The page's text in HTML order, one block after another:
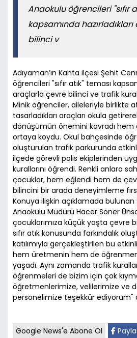
Anaokulu öğrencileri "sıfır
kapsamında
bilinci v
Adıyaman’ın Kahta ilçesi Şehit
öğrencileri "sıfır atık" teması
araçlarla çevre bilinci ve trafik
Minik öğrenciler, aileleriyle birlikte
tasarladıkları araçları okula
dönüşümün önemini kavradı hem
ortaya koydu. Okul bahçesinde
oluşturulan trafik parkurunda
ilçede görevli polis ekiplerinden
kurallarını öğrendi. Renkli anlara
çocuklar, hem eğlendi hem de
bilincini bir arada deneyimleme
Konuya ilişkin açıklamada
Anaokulu Müdürü Hacer Söner
çocuklarımıza küçük yaşta çevre
sıfır atık konusunda farkındalık
katılımıyla gerçekleştirilen bu
hem üretmenin hem de
yaşadı. Aynı zamanda trafik
öğrenmeleri de bizim için çok
öğretmenlerimize, velilerimize ve
personelimize teşekkür ediyorum"
Google News'e Abone Ol